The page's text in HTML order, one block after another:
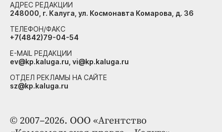
© 2007–2026. ООО «Агентство
АДРЕС РЕДАКЦИИ
248000, г. Калуга, ул. Космонавта Комарова, д. 36
ТЕЛЕФОН/ФАКС
+7(4842)79-04-54
E-MAIL РЕДАКЦИИ
ev@kp.kaluga.ru, vi@kp.kaluga.ru
ОТДЕЛ РЕКЛАМЫ НА САЙТЕ
sz@kp.kaluga.ru